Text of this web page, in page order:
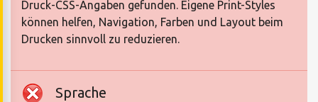
Druck-CSS-Angaben gefunden. Eigene Print-Styles
können helfen, Navigation, Farben und Layout beim
Drucken sinnvoll zu reduzieren.
Sprache